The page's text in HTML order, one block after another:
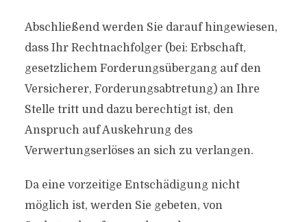
Abschließend werden Sie darauf hingewiesen,
dass Ihr Rechtnachfolger (bei: Erbschaft,
gesetzlichem Forderungsübergang auf den
Versicherer, Forderungsabtretung) an Ihre
Stelle tritt und dazu berechtigt ist, den
Anspruch auf Auskehrung des
Verwertungserlöses an sich zu verlangen.
Da eine vorzeitige Entschädigung nicht
möglich ist, werden Sie gebeten, von